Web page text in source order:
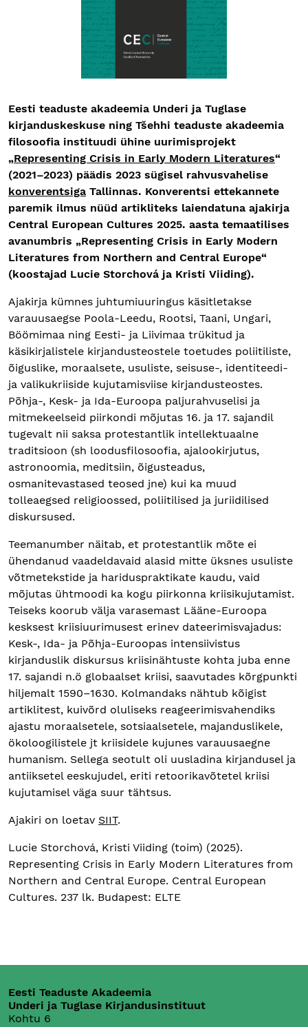
Eesti teaduste akadeemia Underi ja Tuglase
kirjanduskeskuse ning Tšehhi teaduste akadeemia
filosoofia instituudi ühine uurimisprojekt
„Representing Crisis in Early Modern Literatures“
(2021–2023) päädis 2023 sügisel rahvusvahelise
konverentsiga Tallinnas. Konverentsi ettekannete
paremik ilmus nüüd artikliteks laiendatuna ajakirja
Central European Cultures 2025. aasta temaatilises
avanumbris „Representing Crisis in Early Modern
Literatures from Northern and Central Europe“
(koostajad Lucie Storchová ja Kristi Viiding).
Ajakirja kümnes juhtumiuuringus käsitletakse
varauusaegse Poola-Leedu, Rootsi, Taani, Ungari,
Böömimaa ning Eesti- ja Liivimaa trükitud ja
käsikirjalistele kirjandusteostele toetudes poliitiliste,
õiguslike, moraalsete, usuliste, seisuse-, identiteedi-
ja valikukriiside kujutamisviise kirjandusteostes.
Põhja-, Kesk- ja Ida-Euroopa paljurahvuselisi ja
mitmekeelseid piirkondi mõjutas 16. ja 17. sajandil
tugevalt nii saksa protestantlik intellektuaalne
traditsioon (sh loodusfilosoofia, ajalookirjutus,
astronoomia, meditsiin, õigusteadus,
osmanitevastased teosed jne) kui ka muud
tolleaegsed religioossed, poliitilised ja juriidilised
diskursused.
Teemanumber näitab, et protestantlik mõte ei
ühendanud vaadeldavaid alasid mitte üksnes usuliste
võtmetekstide ja hariduspraktikate kaudu, vaid
mõjutas ühtmoodi ka kogu piirkonna kriisikujutamist.
Teiseks koorub välja varasemast Lääne-Euroopa
kesksest kriisiuurimusest erinev dateerimisvajadus:
Kesk-, Ida- ja Põhja-Euroopas intensiivistus
kirjanduslik diskursus kriisinähtuste kohta juba enne
17. sajandi n.ö globaalset kriisi, saavutades kõrgpunkti
hiljemalt 1590–1630. Kolmandaks nähtub kõigist
artiklitest, kuivõrd oluliseks reageerimisvahendiks
ajastu moraalsetele, sotsiaalsetele, majanduslikele,
ökoloogilistele jt kriisidele kujunes varauusaegne
humanism. Sellega seotult oli uusladina kirjandusel ja
antiiksetel eeskujudel, eriti retoorikavõtetel kriisi
kujutamisel väga suur tähtsus.
Ajakiri on loetav SIIT.
Lucie Storchová, Kristi Viiding (toim) (2025).
Representing Crisis in Early Modern Literatures from
Northern and Central Europe. Central European
Cultures. 237 lk. Budapest: ELTE
Eesti Teaduste Akadeemia
Underi ja Tuglase Kirjandusinstituut
Kohtu 6